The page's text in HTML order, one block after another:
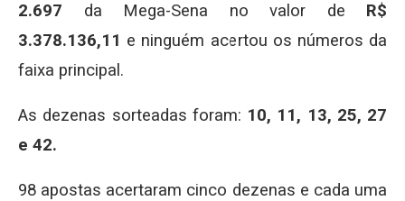
2.697 da Mega-Sena no valor de R$
3.378.136,11 e ninguém acertou os números da
faixa principal.
As dezenas sorteadas foram: 10, 11, 13, 25, 27
e 42.
98 apostas acertaram cinco dezenas e cada uma